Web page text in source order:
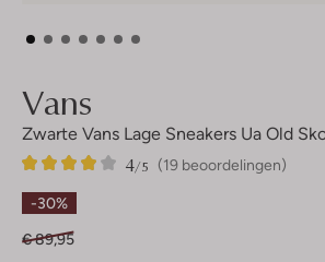
Vans
Zwarte Vans Lage Sneakers Ua Old
(19 beoordelingen)
4/5
19
4
Sterren
-30%
€ 89,95